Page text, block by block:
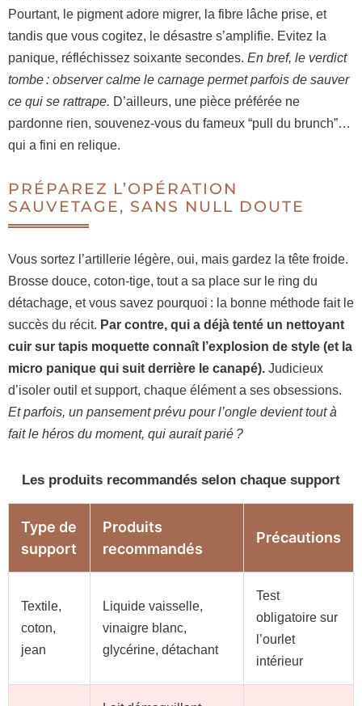
Pourtant, le pigment adore migrer, la fibre lâche prise, et
tandis que vous cogitez, le désastre s’amplifie. Evitez la
panique, réfléchissez soixante secondes. En bref, le verdict
tombe : observer calme le carnage permet parfois de sauver
ce qui se rattrape. D’ailleurs, une pièce préférée ne
pardonne rien, souvenez-vous du fameux “pull du brunch”…
qui a fini en relique.
PRÉPAREZ L’OPÉRATION
SAUVETAGE, SANS NULL DOUTE
Vous sortez l’artillerie légère, oui, mais gardez la tête froide.
Brosse douce, coton-tige, tout a sa place sur le ring du
détachage, et vous savez pourquoi : la bonne méthode fait le
succès du récit. Par contre, qui a déjà tenté un nettoyant
cuir sur tapis moquette connaît l’explosion de style (et la
micro panique qui suit derrière le canapé). Judicieux
d’isoler outil et support, chaque élément a ses obsessions.
Et parfois, un pansement prévu pour l’ongle devient tout à
fait le héros du moment, qui aurait parié ?
Les produits recommandés selon chaque support
Type de
support
Produits
recommandés
Précautions
Textile,
coton,
jean
Liquide vaisselle,
vinaigre blanc,
glycérine, détachant
Test
obligatoire sur
l’ourlet
intérieur